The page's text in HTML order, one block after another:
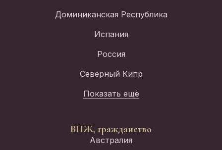
Доминиканская Республика
Испания
Россия
Северный Кипр
Показать ещё
ВНЖ, гражданство
Австралия